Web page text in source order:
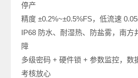
停产
精度 ±0.2%~±0.5%FS，低流速
IP68 防水、耐湿热、防盐雾，南方
障
多级密码 + 硬件锁 + 参数监控，数
考核放心